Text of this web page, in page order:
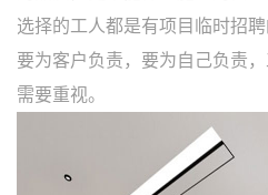
选择的工人都是有项目临时招
要为客户负责，要为自己负责
需要重视。